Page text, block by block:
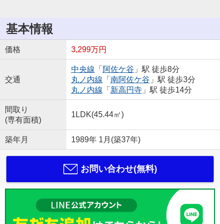
基本情報
価格 3,299万円
交通
中央線 「 阿佐ケ谷 」駅 徒歩8分
丸ノ内線 「 南阿佐ケ谷 」駅 徒歩3分
丸ノ内線 「 新高円寺」駅 徒歩14分
間取り
(専有面積)
1LDK(45.44㎡)
築年月 1989年 1月(築37年)
お問い合わせ(無料)